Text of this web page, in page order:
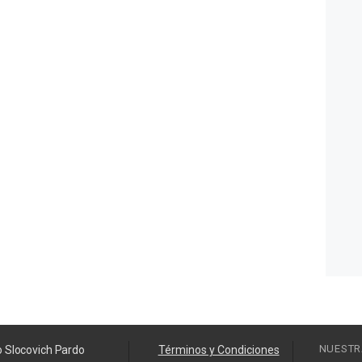
Slocovich Pardo Términos y Condiciones